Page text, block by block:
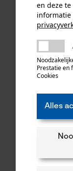
KOX
haaks 325", 1.6
aandrijfschakels,
en deze
informatie
Prestatie en
Cookies
Alles
Er is
hetdelen
mail